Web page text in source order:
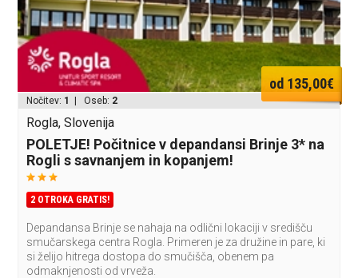
od 135,00€
Nočitev: 1 | Oseb: 2
Rogla, Slovenija
POLETJE! Počitnice v depandansi Brinje 3* na
Rogli s savnanjem in kopanjem!
2 OTROKA GRATIS!
Depandansa Brinje se nahaja na odlični lokaciji v središču
smučarskega centra Rogla. Primeren je za družine in pare, ki
si želijo hitrega dostopa do smučišča, obenem pa
odmaknjenosti od vrveža.